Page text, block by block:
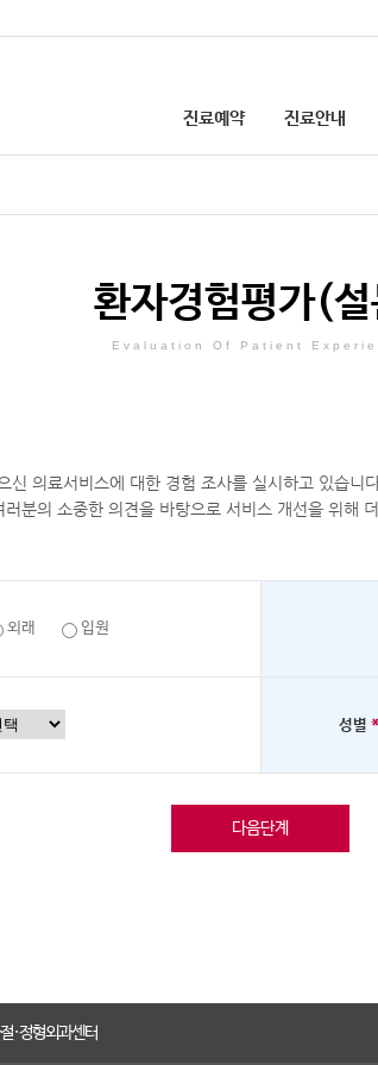
진료예약 진료안내
외국인 환자 예약
진료비 결제
입원진료 안내
간호간병 통합서비스 안내
의료사회복지
건강검진 안내
환자경험평가(설문)
턴 채용 안내
장비
국안내
병원 둘러보기
장례식장환자경험평가(
Evaluation Of Patient
신 의료서비스에 대한 경험 조사를 실시하고 있습니
분의 소중한 의견을 바탕으로 서비스 개선을 위해
외래 입원
성별 *
유성선병원 전체 진료과
·정형외과센터